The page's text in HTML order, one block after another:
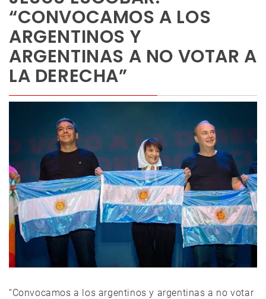
“CONVOCAMOS A LOS
ARGENTINOS Y
ARGENTINAS A NO VOTAR A
LA DERECHA”
“Convocamos a los argentinos y argentinas a no votar